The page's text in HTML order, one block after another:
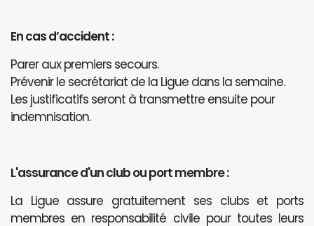
En cas d’accident :
Parer aux premiers secours.
Prévenir le secrétariat de la Ligue dans la semaine.
Les justificatifs seront à transmettre ensuite pour
indemnisation.
L'assurance d'un club ou port membre :
La Ligue assure gratuitement ses clubs et ports
membres en responsabilité civile pour toutes leurs